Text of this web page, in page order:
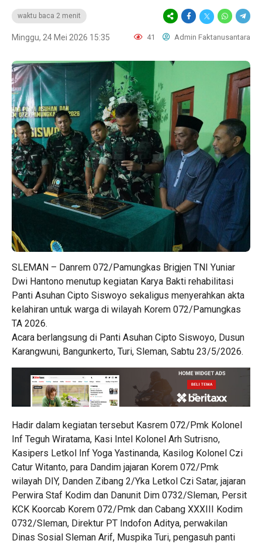
waktu baca 2 menit
Minggu, 24 Mei 2026 15:35 41 Admin Faktanusantara
SLEMAN – Danrem 072/Pamungkas Brigjen TNI Yuniar
Dwi Hantono menutup kegiatan Karya Bakti rehabilitasi
Panti Asuhan Cipto Siswoyo sekaligus menyerahkan akta
kelahiran untuk warga di wilayah Korem 072/Pamungkas
TA 2026.
Acara berlangsung di Panti Asuhan Cipto Siswoyo, Dusun
Karangwuni, Bangunkerto, Turi, Sleman, Sabtu 23/5/2026.
Hadir dalam kegiatan tersebut Kasrem 072/Pmk Kolonel
Inf Teguh Wiratama, Kasi Intel Kolonel Arh Sutrisno,
Kasipers Letkol Inf Yoga Yastinanda, Kasilog Kolonel Czi
Catur Witanto, para Dandim jajaran Korem 072/Pmk
wilayah DIY, Danden Zibang 2/Yka Letkol Czi Satar, jajaran
Perwira Staf Kodim dan Danunit Dim 0732/Sleman, Persit
KCK Koorcab Korem 072/Pmk dan Cabang XXXIII Kodim
0732/Sleman, Direktur PT Indofon Aditya, perwakilan
Dinas Sosial Sleman Arif, Muspika Turi, pengasuh panti